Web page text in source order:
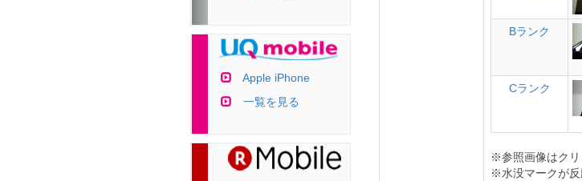
Bランク
Cランク
※参照画像はクリ
※水没マークが反
Apple iPhone
一覧を見る